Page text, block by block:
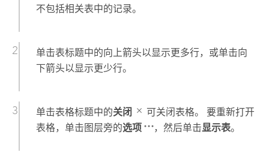
不包括相关表中的记录。
单击表标题中的向上箭头以显示更多行，或单击向
下箭头以显示更少行。
单击表格标题中的关闭
可关闭表格。 要重新打开
表格，单击图层旁的选项 ，然后单击显示表。